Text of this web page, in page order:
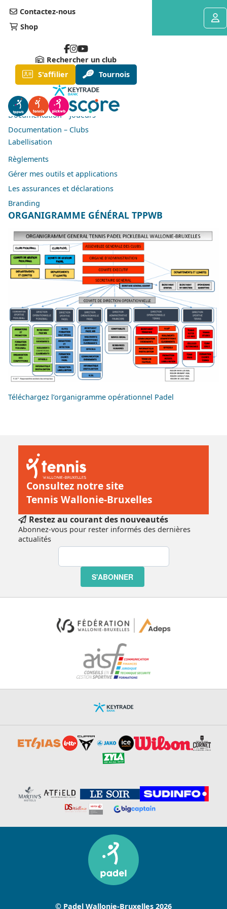
Rechercher un club
S'affilier
Tournois
Contactez-nous
Shop
Documentation
Organigramme général TPPWB
Organigramme opérationnel Padel
Documentation – Joueurs
Documentation – Clubs
Labellisation
Règlements
Gérer mes outils et applications
Les assurances et déclarations
Branding
ORGANIGRAMME GÉNÉRAL TPPWB
Téléchargez l’organigramme opérationnel Padel
Consultez notre site
Tennis Wallonie-Bruxelles
Restez au courant des nouveautés
Abonnez-vous pour rester informés des dernières
actualités
S'ABONNER
© Padel Wallonie-Bruxelles 2026